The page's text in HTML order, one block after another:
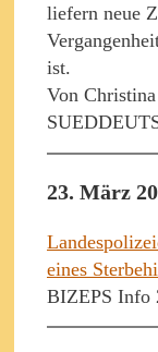
liefern neue
ist.
Von
23. März
eines
BIZEPS Info